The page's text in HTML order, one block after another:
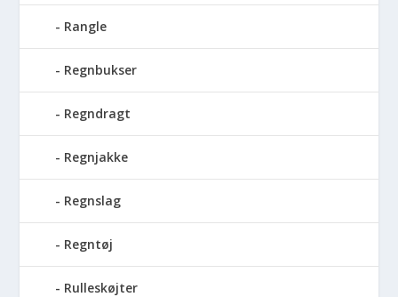
Rangle
Regnbukser
Regndragt
Regnjakke
Regnslag
Regntøj
Rulleskøjter